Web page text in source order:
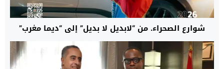
شوارع الصحراء. من “لابديل لا بديل” إلى “ديما مغرب”